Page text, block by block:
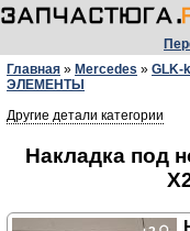
Главная » Mercedes » GLK-
ЭЛЕМЕНТЫ
Другие детали категории
Накладка под